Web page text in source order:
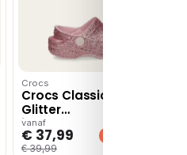
Crocs
Crocs Classic Chunky
Glitter
instapschoenen –
Roze
vanaf
€ 37,99
€ 39,99